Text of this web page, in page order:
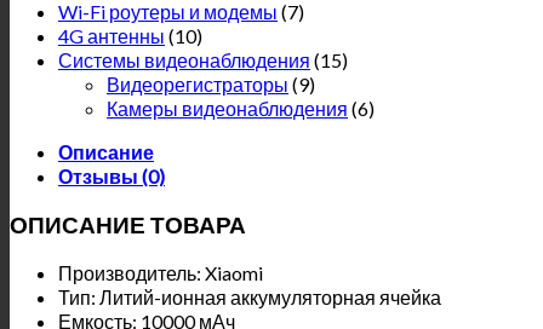
Wi-Fi роутеры и модемы (7)
4G антенны (10)
Системы видеонаблюдения (15)
Видеорегистраторы (9)
Камеры видеонаблюдения (6)
Описание
Отзывы (0)
ОПИСАНИЕ ТОВАРА
Производитель: Xiaomi
Тип: Литий-ионная аккумуляторная ячейка
Емкость: 10000 мАч